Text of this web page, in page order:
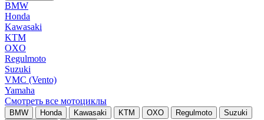
BMW
Honda
Kawasaki
KTM
OXO
Regulmoto
Suzuki
VMC (Vento)
Yamaha
Смотреть все мотоциклы
BMW Honda Kawasaki KTM OXO Regulmoto
Suzuki